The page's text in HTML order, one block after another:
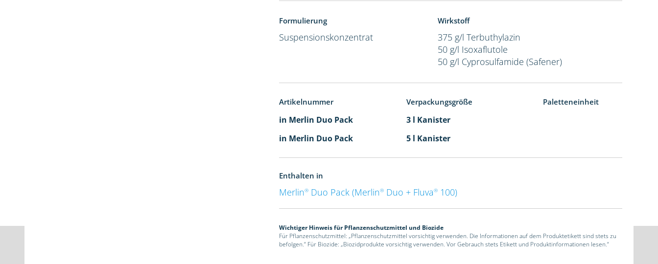
Formulierung
Suspensionskonzentrat
Wirkstoff
375 g/l Terbuthylazin
50 g/l Isoxaflutole
50 g/l Cyprosulfamide (Safener)
Artikelnummer Verpackungsgröße Paletteneinheit
in Merlin Duo Pack
3 l Kanister
in Merlin Duo Pack
5 l Kanister
Enthalten in
Merlin® Duo Pack (Merlin® Duo + Fluva® 100)
Wichtiger Hinweis für Pflanzenschutzmittel und Biozide
Für Pflanzenschutzmittel: „Pflanzenschutzmittel vorsichtig verwenden. Die Informationen auf dem Produktetikett sind stets zu
befolgen.“ Für Biozide: „Biozidprodukte vorsichtig verwenden. Vor Gebrauch stets Etikett und Produktinformationen lesen.“